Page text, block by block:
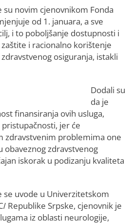
su novim cjenovnikom Fonda
od 1. januara, a sve
i to poboljšanje dostupnosti i
i racionalno korištenje
osiguranja, istakli
Dodali su
da je
finansiranja ovih usluga,
jer će
zdravstvenim problemima one
zdravstvenog
iskorak u podizanju kvaliteta
se uvode u Univerzitetskom
Republike Srpske, cjenovnik je
iz oblasti neurologije,